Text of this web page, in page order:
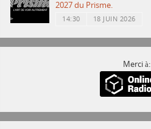
2027 du Prisme.
14:30 18 JUIN 2026
Merci à: